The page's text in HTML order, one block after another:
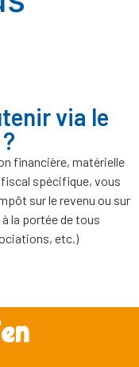
via le
financière, matérielle
spécifique, vous
sur le revenu ou sur
la portée de tous
etc.)